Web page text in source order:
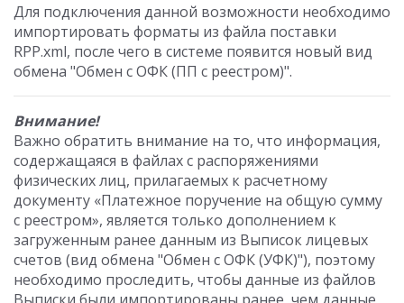
Для подключения данной возможности необходимо
импортировать форматы из файла поставки
RPP.xml, после чего в системе появится новый вид
обмена "Обмен с ОФК (ПП с реестром)".
Внимание!
Важно обратить внимание на то, что информация,
содержащаяся в файлах с распоряжениями
физических лиц, прилагаемых к расчетному
документу «Платежное поручение на общую сумму
с реестром», является только дополнением к
загруженным ранее данным из Выписок лицевых
счетов (вид обмена "Обмен с ОФК (УФК)"), поэтому
необходимо проследить, чтобы данные из файлов